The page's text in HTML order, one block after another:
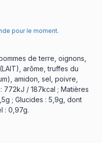
pour le moment.
de terre, oignons,
arôme, truffes du
amidon, sel, poivre,
772kJ / 187kcal ; Matières
; Glucides : 5,9g, dont
: 0,97g.